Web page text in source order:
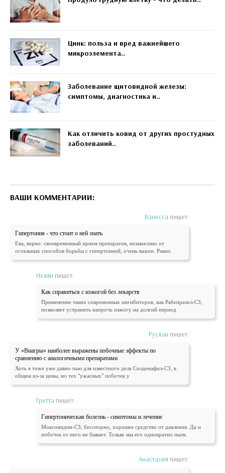
Цинк: польза и вред важнейшего
микроэлемента..
Заболевание щитовидной железы:
симптомы, диагностика и..
Как отличить ковид от других простудных
заболеваний..
ВАШИ КОММЕНТАРИИ:
Ванесса пишет:
Гипертония - что стоит о ней знать
Ева, верно: своевременный прием препаратов, независимо от
остальных способов борьбы с гипертонией, очень важен. Равно
Нелли пишет:
Как справиться с изжогой без лекарств
Применение таких современных ингибиторов, как Рабепразол-СЗ,
позволяет устранить напрочь изжогу на долгий период
Руслан пишет:
У «Виагры» наиболее выражены побочные эффекты по
сравнению с аналогичными препаратами
Хоть я тоже уже давно пью для известного дела Силденафил-СЗ, в
общем из-за цены, но тех "ужасных" побочек у
Гретта пишет:
Гипертоническая болезнь - симптомы и лечение
Моксонидин-СЗ, бесспорно, хорошее средство от давления. Да и
побочек от него не бывает. Только мы его однократно пьем.
Анастасия пишет: